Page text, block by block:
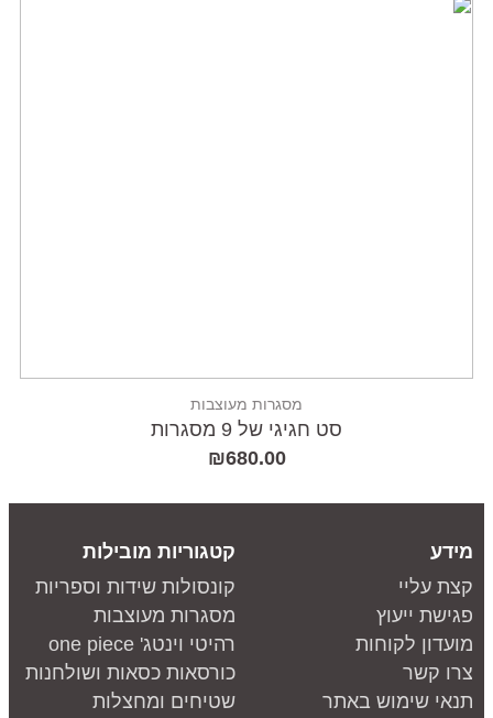
מסגרות מעוצבות
סט חגיגי של 9 מסגרות
₪680.00
מידע
קצת עליי
פגישת ייעוץ
מועדון לקוחות
צרו קשר
תנאי שימוש באתר
קטגוריות מובילות
קונסולות שידות וספריות
מסגרות מעוצבות
רהיטי וינטג' one piece
כורסאות כסאות ושולחנות
שטיחים ומחצלות